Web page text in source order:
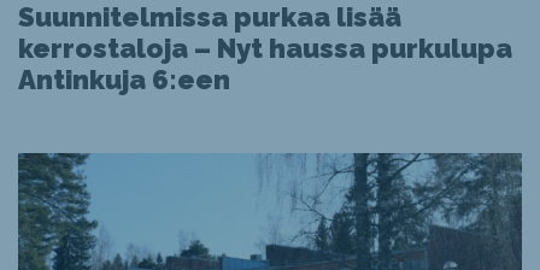
Suunnitelmissa purkaa lisää
kerrostaloja – Nyt haussa purkulupa
Antinkuja 6:een